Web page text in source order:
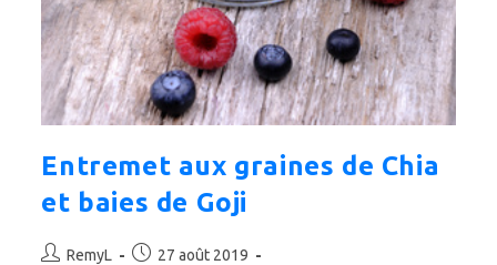
Entremet aux graines de Chia
et baies de Goji
Auteur/autrice
RemyL
Publication
27 août 2019